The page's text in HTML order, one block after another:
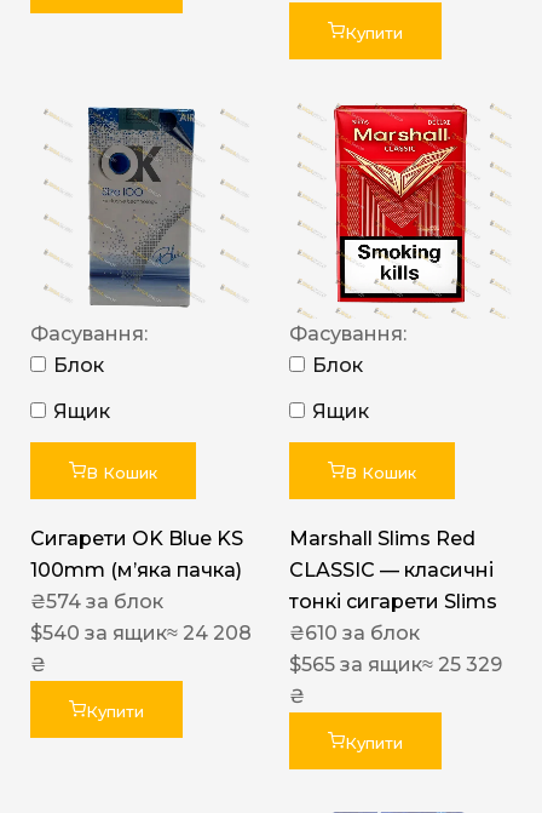
Купити
Фасування:
Блок
Ящик
В Кошик
Сигарети OK Blue KS
100mm (м’яка пачка)
₴574 за блок
$540 за ящик≈ 24 208
₴
Купити
Фасування:
Блок
Ящик
В Кошик
Marshall Slims Red
CLASSIC — класичні
тонкі сигарети Slims
₴610 за блок
$565 за ящик≈ 25 329
₴
Купити